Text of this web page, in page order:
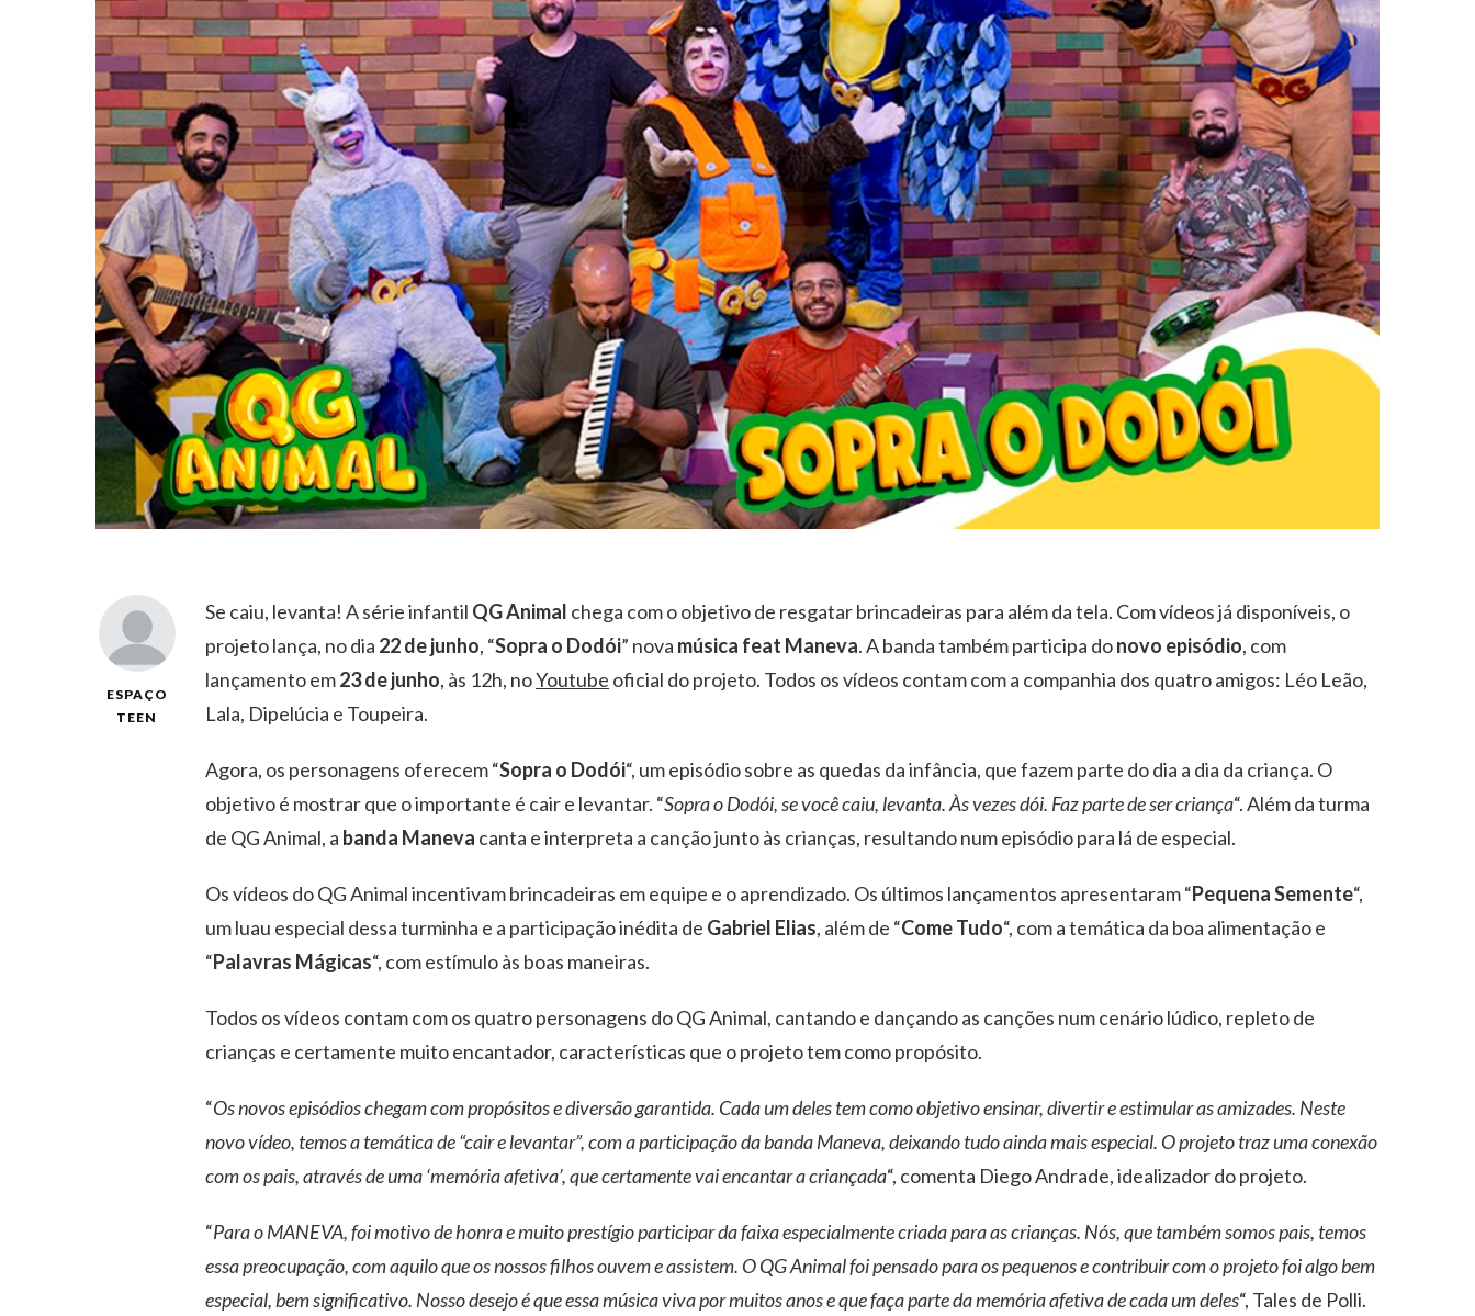
ESPAÇO
TEEN
Se caiu, levanta! A série infantil QG Animal chega com o objetivo de resgatar brincadeiras para além da tela. Com vídeos já disponíveis, o
projeto lança, no dia 22 de junho, “Sopra o Dodói” nova música feat Maneva. A banda também participa donovo episódio, com
lançamento em23 de junho, às 12h, noYoutube oficial do projeto. Todos os vídeos contam com a companhia dos quatro amigos: Léo Leão,
Lala, Dipelúcia e Toupeira.
Agora, os personagens oferecem “Sopra o Dodói“, um episódio sobre as quedas da infância, que fazem parte do dia a dia da criança. O
objetivo é mostrar que o importante é cair e levantar. “Sopra o Dodói, se você caiu, levanta. Às vezes dói. Faz parte de ser criança“. Além da turma
de QG Animal, a banda Maneva canta e interpreta a canção junto às crianças, resultando num episódio para lá de especial.
Os vídeos do QG Animal incentivam brincadeiras em equipe e o aprendizado. Os últimos lançamentos apresentaram “Pequena Semente“,
um luau especial dessa turminha e a participação inédita de Gabriel Elias, além de “Come Tudo“, com a temática da boa alimentação e
“Palavras Mágicas“, com estímulo às boas maneiras.
Todos os vídeos contam com os quatro personagens do QG Animal, cantando e dançando as canções num cenário lúdico, repleto de
crianças e certamente muito encantador, características que o projeto tem como propósito.
“Os novos episódios chegam com propósitos e diversão garantida. Cada um deles tem como objetivo ensinar, divertir e estimular as amizades. Neste
novo vídeo, temos a temática de “cair e levantar”, com a participação da banda Maneva, deixando tudo ainda mais especial. O projeto traz uma conexão
com os pais, através de uma ‘memória afetiva’, que certamente vai encantar a criançada“, comenta Diego Andrade, idealizador do projeto.
“Para o MANEVA, foi motivo de honra e muito prestígio participar da faixa especialmente criada para as crianças. Nós, que também somos pais, temos
essa preocupação, com aquilo que os nossos filhos ouvem e assistem. O QG Animal foi pensado para os pequenos e contribuir com o projeto foi algo bem
especial, bem significativo. Nosso desejo é que essa música viva por muitos anos e que faça parte da memória afetiva de cada um deles“, Tales de Polli.